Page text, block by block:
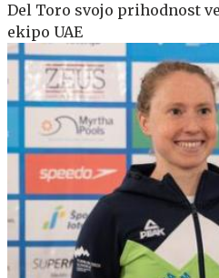
Del Toro svojo prihodnost
ekipo UAE